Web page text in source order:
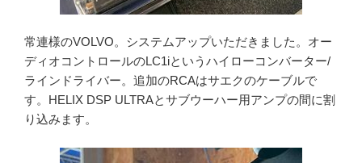
常連様のVOLVO。システムアップいただきました。オー
ディオコントロールのLC1iというハイローコンバーター/
ラインドライバー。追加のRCAはサエクのケーブルで
す。HELIX DSP ULTRAとサブウーハー用アンプの間に割
り込みます。